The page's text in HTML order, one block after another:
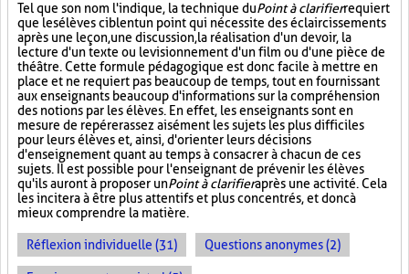
Tel que son nom l'indique, la technique duPoint à clarifierrequiert
que les élèves ciblent un point qui nécessite des éclaircissements
après une leçon, une discussion, la réalisation d'un devoir, la
lecture d'un texte ou le visionnement d'un film ou d'une pièce de
théâtre. Cette formule pédagogique est donc facile à mettre en
place et ne requiert pas beaucoup de temps, tout en fournissant
aux enseignants beaucoup d'informations sur la compréhension
des notions par les élèves. En effet, les enseignants sont en
mesure de repérer assez aisément les sujets les plus difficiles
pour leurs élèves et, ainsi, d'orienter leurs décisions
d'enseignement quant au temps à consacrer à chacun de ces
sujets. Il est possible pour l'enseignant de prévenir les élèves
qu'ils auront à proposer unPoint à clarifieraprès une activité. Cela
les incitera à être plus attentifs et plus concentrés, et donc à
mieux comprendre la matière.
Réflexion individuelle (31) Questions anonymes (2)